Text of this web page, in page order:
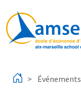
Événements